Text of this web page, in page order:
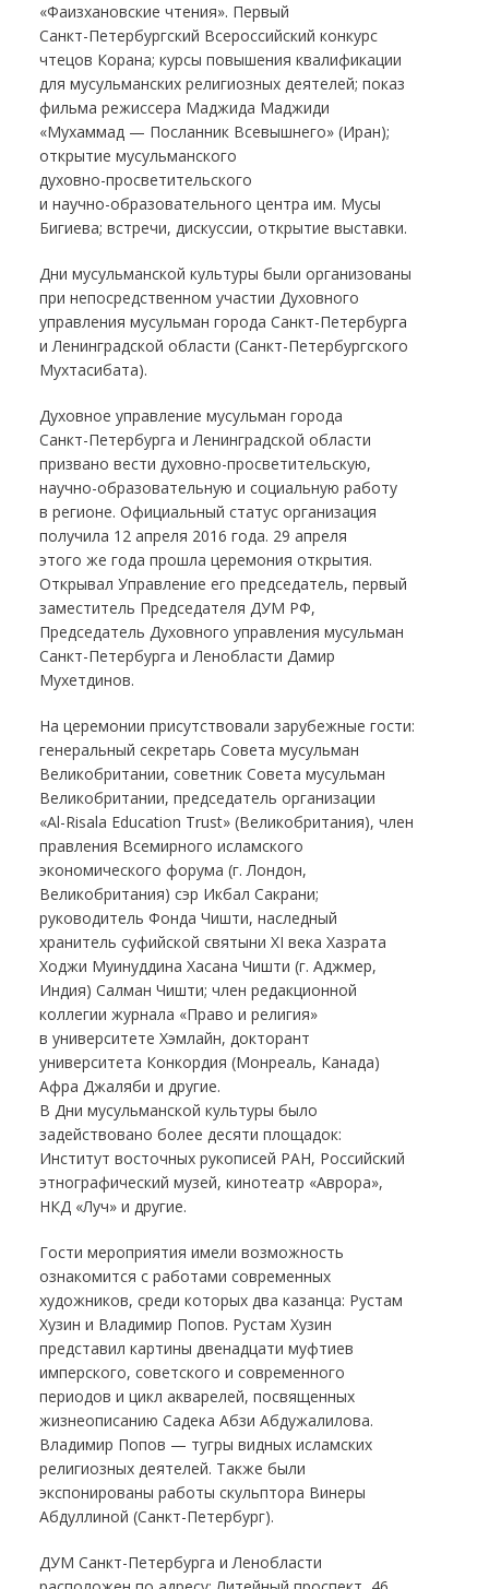
«Фаизхановские чтения». Первый
Санкт-Петербургский Всероссийский конкурс
чтецов Корана; курсы повышения квалификации
для мусульманских религиозных деятелей; показ
фильма режиссера Маджида Маджиди
«Мухаммад — Посланник Всевышнего» (Иран);
открытие мусульманского
духовно-просветительского
и научно-образовательного центра им. Мусы
Бигиева; встречи, дискуссии, открытие выставки.
Дни мусульманской культуры были организованы
при непосредственном участии Духовного
управления мусульман города Санкт-Петербурга
и Ленинградской области (Санкт-Петербургского
Мухтасибата).
Духовное управление мусульман города
Санкт-Петербурга и Ленинградской области
призвано вести духовно-просветительскую,
научно-образовательную и социальную работу
в регионе. Официальный статус организация
получила 12 апреля 2016 года. 29 апреля
этого же года прошла церемония открытия.
Открывал Управление его председатель, первый
заместитель Председателя ДУМ РФ,
Председатель Духовного управления мусульман
Санкт-Петербурга и Ленобласти Дамир
Мухетдинов.
На церемонии присутствовали зарубежные гости:
генеральный секретарь Совета мусульман
Великобритании, советник Совета мусульман
Великобритании, председатель организации
«Al-Risala Education Trust» (Великобритания), член
правления Всемирного исламского
экономического форума (г. Лондон,
Великобритания) сэр Икбал Сакрани;
руководитель Фонда Чишти, наследный
хранитель суфийской святыни XI века Хазрата
Ходжи Муинуддина Хасана Чишти (г. Аджмер,
Индия) Салман Чишти; член редакционной
коллегии журнала «Право и религия»
в университете Хэмлайн, докторант
университета Конкордия (Монреаль, Канада)
Афра Джаляби и другие.
В Дни мусульманской культуры было
задействовано более десяти площадок:
Институт восточных рукописей РАН, Российский
этнографический музей, кинотеатр «Аврора»,
НКД «Луч» и другие.
Гости мероприятия имели возможность
ознакомится с работами современных
художников, среди которых два казанца: Рустам
Хузин и Владимир Попов. Рустам Хузин
представил картины двенадцати муфтиев
имперского, советского и современного
периодов и цикл акварелей, посвященных
жизнеописанию Садека Абзи Абдужалилова.
Владимир Попов — тугры видных исламских
религиозных деятелей. Также были
экспонированы работы скульптора Винеры
Абдуллиной (Санкт-Петербург).
ДУМ Санкт-Петербурга и Ленобласти